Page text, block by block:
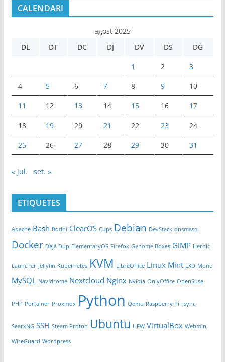
CALENDARI
agost 2025
DL
DT DC DJ DV DS DG
1 2 3
4 5 6 7 8 9 10
11 12 13 14 15 16 17
18 19 20 21 22 23 24
25 26 27 28 29 30 31
« jul. set. »
ETIQUETES
Apache Bash Bodhi ClearOS Cups Debian DevStack dnsmasq
Docker Déjà Dup ElementaryOS Firefox Genome Boxes GIMP Heroic
Launcher Jellyfin Kubernetes KVM LibreOffice Linux Mint LXD Mono
MySQL Navidrome Nextcloud Nginx Nvidia OnlyOffice OpenSuse
PHP Portainer Proxmox Python Qemu Raspberry Pi rsync
SearxNG SSH Steam Proton Ubuntu UFW VirtualBox Webmin
WireGuard Wordpress